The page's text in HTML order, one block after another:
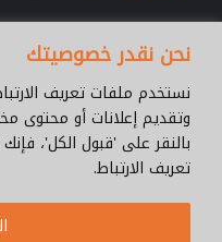
نحن نقدر خصوصيتك
نستخدم ملفات تعريف
وتقديم إعلانات أو محتوى
بالنقر على 'قبول الكل'،
تعريف الارتباط.
أدخل
بريدك
الإلكتروني
© جميع الحقوق